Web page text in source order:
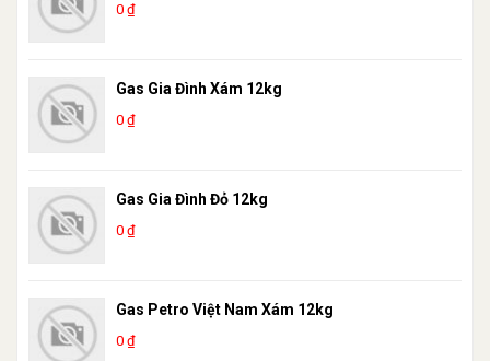
0 ₫
Gas Gia Đình Xám 12kg
0 ₫
Gas Gia Đình Đỏ 12kg
0 ₫
Gas Petro Việt Nam Xám 12kg
0 ₫